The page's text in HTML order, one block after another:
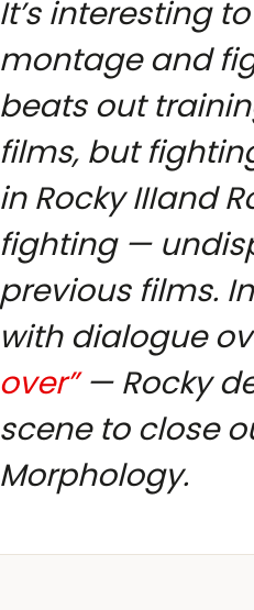
It’s interesting
montage and
beats out
films, but
in Rocky IIIand
fighting —
previous films.
with dialogue
over”— Rocky
scene to close
Morphology.